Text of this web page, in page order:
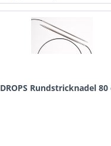
DROPS Rundstricknadel 80